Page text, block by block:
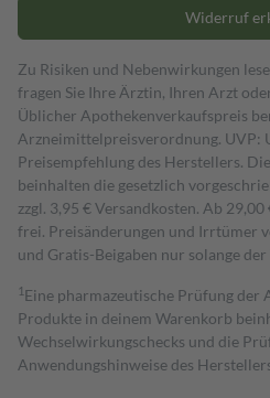
Widerruf
Zu Risiken und Nebenwirkungen
fragen Sie Ihre Ärztin, Ihren Arzt
Üblicher Apothekenverkaufspreis
Arzneimittelpreisverordnung. UVP:
Preisempfehlung des Herstellers.
beinhalten die gesetzlich
zzgl. 3,95 € Versandkosten. Ab
frei. Preisänderungen und Irrtümer
und Gratis-Beigaben nur solange
1 Eine pharmazeutische Prüfung der
Produkte in deinem Warenkorb
Wechselwirkungschecks und die
Anwendungshinweise des